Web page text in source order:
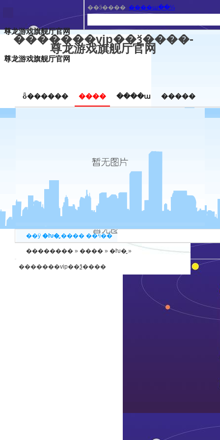
尊龙游戏旗舰厅官网
尊龙游戏旗舰厅官网
��ӭ���� ����ա��¼
�������vip��ѯ����-
尊龙游戏旗舰厅官网
ȫ������ ���� ����ա �����
��ӱ �ƕ�̬ ���� ��ױ��
�������� » ���� » �ƕ�̬ »
�������vip��ѯ����